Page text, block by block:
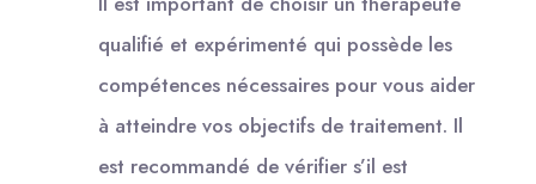
qualifié et expérimenté qui possède les
compétences nécessaires pour vous aider
à atteindre vos objectifs de traitement. Il
est recommandé de vérifier s’il est